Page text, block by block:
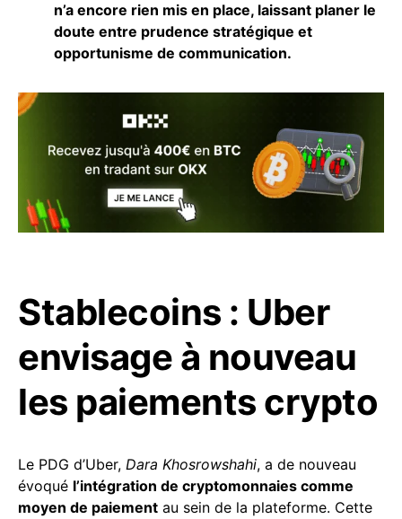
n’a encore rien mis en place, laissant planer le
doute entre prudence stratégique et
opportunisme de communication.
Stablecoins : Uber
envisage à nouveau
les paiements crypto
Le PDG d’Uber, Dara Khosrowshahi, a de nouveau
évoqué l’intégration de cryptomonnaies comme
moyen de paiement au sein de la plateforme. Cette